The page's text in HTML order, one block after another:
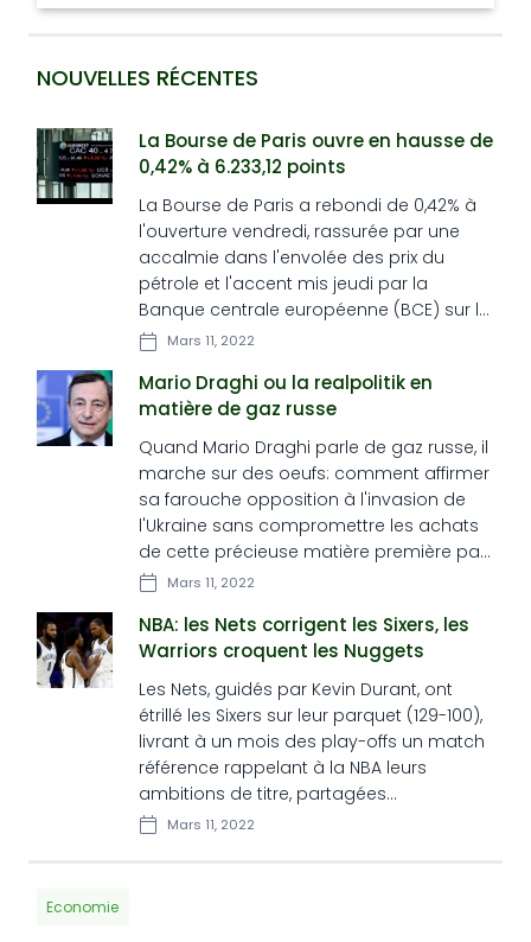
NOUVELLES RÉCENTES
La Bourse de Paris ouvre en hausse de
0,42% à 6.233,12 points
La Bourse de Paris a rebondi de 0,42% à
l'ouverture vendredi, rassurée par une
accalmie dans l'envolée des prix du
pétrole et l'accent mis jeudi par la
Banque centrale européenne (BCE) sur la
lutte contre l'inflation.
Mars 11, 2022
Mario Draghi ou la realpolitik en
matière de gaz russe
Quand Mario Draghi parle de gaz russe, il
marche sur des oeufs: comment affirmer
sa farouche opposition à l'invasion de
l'Ukraine sans compromettre les achats
de cette précieuse matière première par
l'Italie? Tout comme l'Allemagne, la
fermait le robinet à gaz.
Mars 11, 2022
NBA: les Nets corrigent les Sixers, les
Warriors croquent les Nuggets
Les Nets, guidés par Kevin Durant, ont
étrillé les Sixers sur leur parquet (129-100),
livrant à un mois des play-offs un match
référence rappelant à la NBA leurs
ambitions de titre, partagées
notamment par les Warriors et Stephen
Mars 11, 2022
Economie